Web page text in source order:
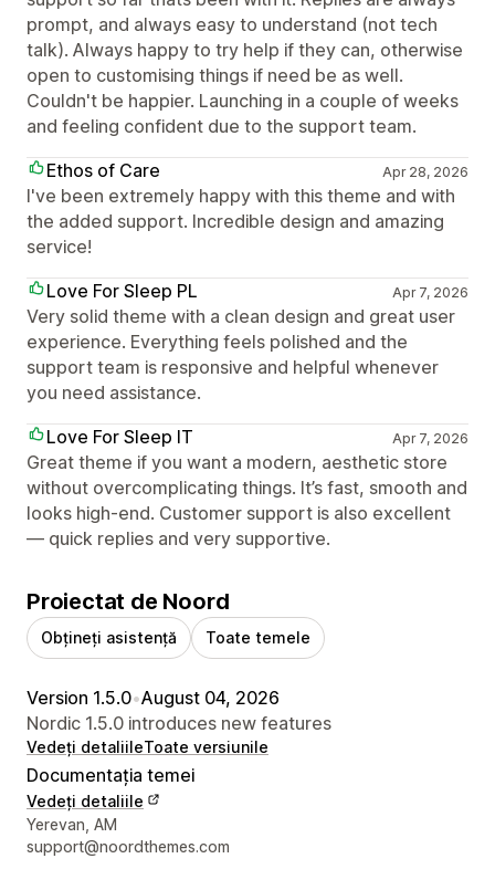
prompt, and always easy to understand (not tech
talk). Always happy to try help if they can, otherwise
open to customising things if need be as well.
Couldn't be happier. Launching in a couple of weeks
and feeling confident due to the support team.
Ethos of Care
Apr 28, 2026
I've been extremely happy with this theme and with
the added support. Incredible design and amazing
service!
Love For Sleep PL
Apr 7, 2026
Very solid theme with a clean design and great user
experience. Everything feels polished and the
support team is responsive and helpful whenever
you need assistance.
Love For Sleep IT
Apr 7, 2026
Great theme if you want a modern, aesthetic store
without overcomplicating things. It’s fast, smooth and
looks high-end. Customer support is also excellent
— quick replies and very supportive.
Proiectat de Noord
Obțineți asistență Toate temele
Version 1.5.0•August 04, 2026
Nordic 1.5.0 introduces new features
Vedeți detaliileToate versiunile
Documentația temei
Vedeți detaliile
Detaliile de contact ale designerului
Yerevan, AM
support@noordthemes.com